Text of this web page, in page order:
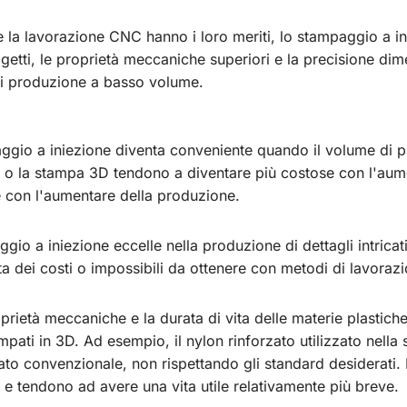
la lavorazione CNC hanno i loro meriti, lo stampaggio a
le proprietà meccaniche superiori e la precisione
a basso volume.
a iniezione diventa conveniente quando il volume di
la stampa 3D tendono a diventare più costose con
l'aumentare della produzione.
a iniezione eccelle nella produzione di dettagli
dei costi o impossibili da ottenere con metodi di
meccaniche e la durata di vita delle materie
in 3D. Ad esempio, il nylon rinforzato utilizzato nella
convenzionale, non rispettando gli standard desiderati.
tendono ad avere una vita utile relativamente più breve.